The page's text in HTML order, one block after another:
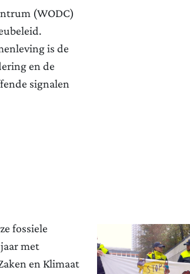
(WODC)
is de
en de
signalen
fossiele
met
en Klimaat